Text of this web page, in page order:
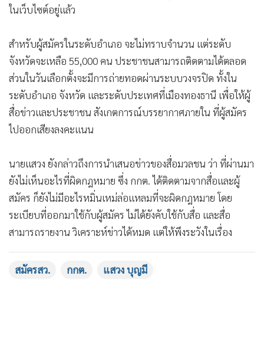
ในเว็บไซต์อยู่แล้ว
สำหรับผู้สมัครในระดับอำเภอ จะไม่ทราบจำนวน แต่ระดับ
จังหวัดจะเหลือ 55,000 คน ประชาชนสามารถติดตามได้ตลอด
ส่วนในวันเลือกตั้งจะมีการถ่ายทอดผ่านระบบวงจรปิด ทั้งใน
ระดับอำเภอ จังหวัด และระดับประเทศที่เมืองทองธานี เพื่อให้ผู้
สื่อข่าวและประชาชน สังเกตการณ์บรรยากาศภายใน ที่ผู้สมัคร
ไปออกเสียงลงคะแนน
นายแสวง ยังกล่าวถึงการนำเสนอข่าวของสื่อมวลชน ว่า ที่ผ่านมา
ยังไม่เห็นอะไรที่ผิดกฎหมาย ซึ่ง กกต. ได้ติดตามจากสื่อและผู้
สมัคร ก็ยังไม่มีอะไรหมิ่นเหม่ล่อแหลมที่จะผิดกฎหมาย โดย
ระเบียบที่ออกมาใช้กับผู้สมัคร ไม่ได้ยังคับใช้กับสื่อ และสื่อ
สามารถรายงาน วิเคราะห์ข่าวได้หมด แต่ให้พึงระวังในเรื่อง
กฎหมายอื่นที่อาจมีการหมิ่นประมาทได้
สมัครสว. กกต. แสวง บุญมี